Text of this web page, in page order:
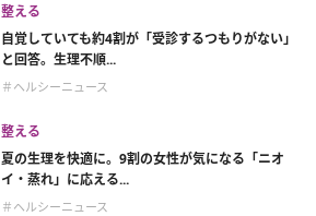
整える
自覚していても約4割が「受診するつもりがない」
と回答。生理不順...
＃ヘルシーニュース
整える
夏の生理を快適に。9割の女性が気になる「ニオ
イ・蒸れ」に応える...
＃ヘルシーニュース